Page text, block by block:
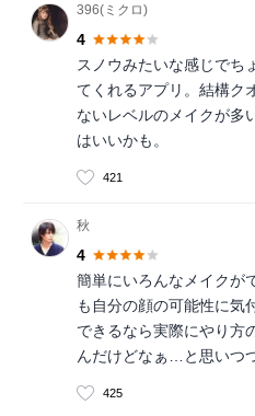
396(ミクロ)
4
スノウみたいな感じでち
てくれるアプリ。結構ク
ないレベルのメイクが多
はいいかも。
421
秋
4
簡単にいろんなメイクが
も自分の顔の可能性に気
できるなら実際にやり方
んだけどなぁ…と思いつ
425